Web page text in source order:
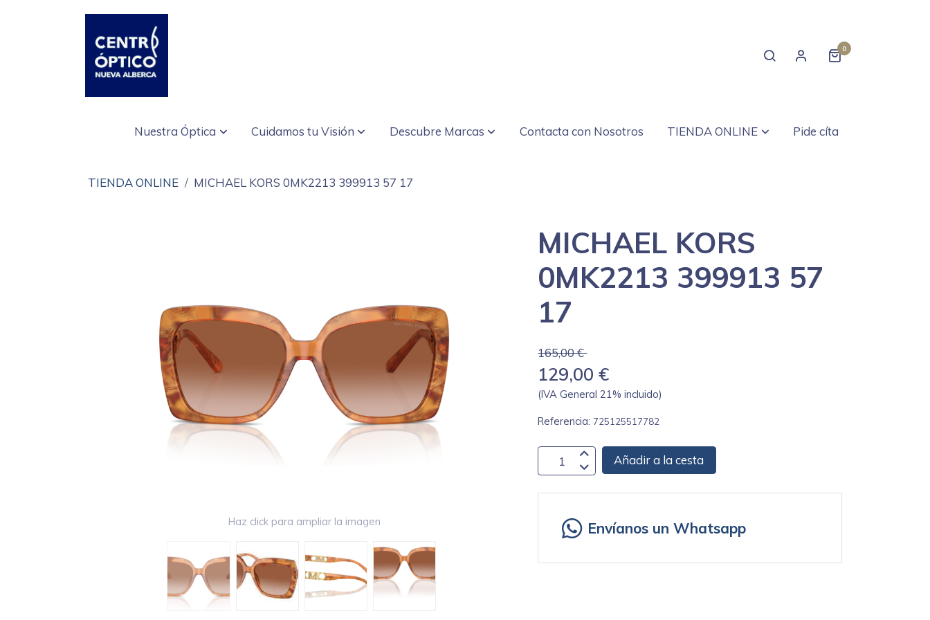
0
Nuestra Óptica Cuidamos tu Visión Descubre Marcas Contacta con Nosotros TIENDA ONLINE Pide cíta
TIENDA ONLINE MICHAEL KORS 0MK2213 399913 57 17
Haz click para ampliar la imagen
MICHAEL KORS
0MK2213 399913 57
17
165,00 €
129,00 €
(IVA General 21% incluido)
Referencia: 725125517782
Añadir a la cesta
Envíanos un Whatsapp